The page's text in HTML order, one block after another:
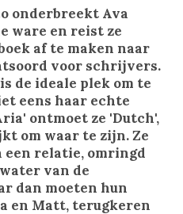
onderbreekt Ava
ware en reist ze
af te maken naar
voor schrijvers.
de ideale plek om te
eens haar echte
ontmoet ze 'Dutch',
om waar te zijn. Ze
relatie, omringd
van de
dan moeten hun
en Matt, terugkeren